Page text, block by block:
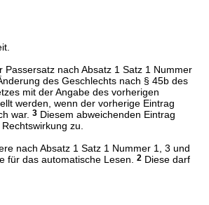
nach Absatz 1 Satz 1 Nummer
des Geschlechts nach § 45b des
mit der Angabe des vorherigen
werden, wenn der vorherige Eintrag
war. 3Diesem abweichenden Eintrag
zu.
nach Absatz 1 Satz 1 Nummer 1, 3 und
für das automatische Lesen.
2Diese darf